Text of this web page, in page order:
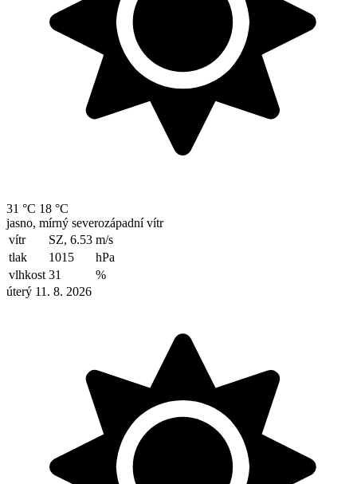
31 °C 18 °C
jasno, mírný severozápadní vítr
vítr
SZ, 6.53 m/s
tlak
1015
hPa
vlhkost 31
%
úterý 11. 8. 2026